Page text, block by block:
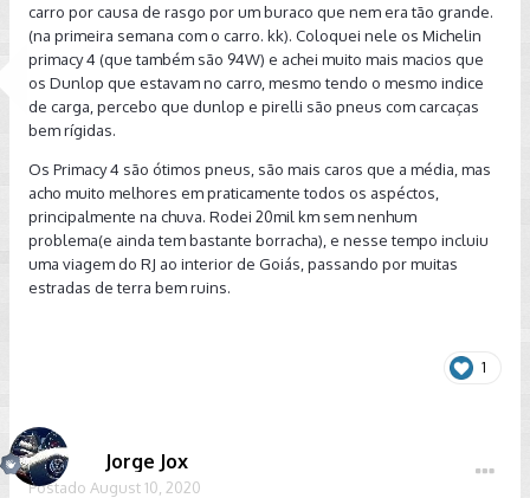
carro por causa de rasgo por um buraco que nem era tão grande.
(na primeira semana com o carro. kk). Coloquei nele os Michelin
primacy 4 (que também são 94W) e achei muito mais macios que
os Dunlop que estavam no carro, mesmo tendo o mesmo indice
de carga, percebo que dunlop e pirelli são pneus com carcaças
bem rígidas.
Os Primacy 4 são ótimos pneus, são mais caros que a média, mas
acho muito melhores em praticamente todos os aspéctos,
principalmente na chuva. Rodei 20mil km sem nenhum
problema(e ainda tem bastante borracha), e nesse tempo incluiu
uma viagem do RJ ao interior de Goiás, passando por muitas
estradas de terra bem ruins.
1
Jorge Jox
Postado August 10, 2020